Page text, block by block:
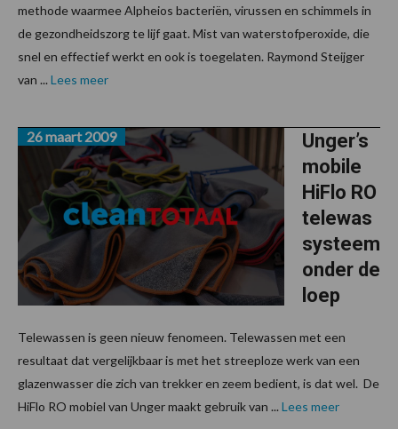
methode waarmee Alpheios bacteriën, virussen en schimmels in
de gezondheidszorg te lijf gaat. Mist van waterstofperoxide, die
snel en effectief werkt en ook is toegelaten. Raymond Steijger
van ...Lees meer
Unger’s
mobile
HiFlo RO
telewas
systeem
onder de
loep
26 maart 2009
Telewassen is geen nieuw fenomeen. Telewassen met een
resultaat dat vergelijkbaar is met het streeploze werk van een
glazenwasser die zich van trekker en zeem bedient, is dat wel. De
HiFlo RO mobiel van Unger maakt gebruik van ...Lees meer